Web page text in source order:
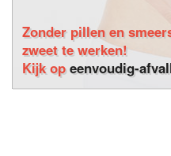
Zonder pillen en
zweet te werken!
Kijk opeenvoudig-